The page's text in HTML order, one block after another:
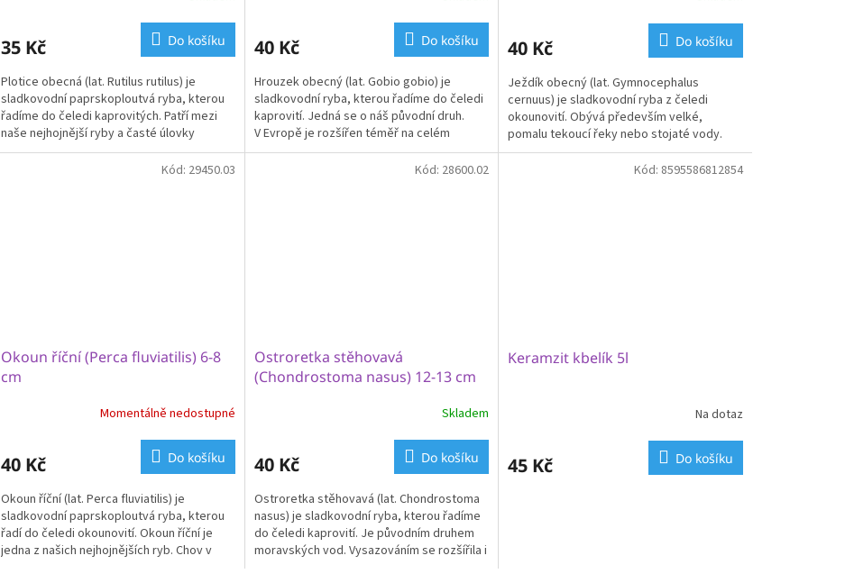
je
z
5
hvězdiček.
35 Kč Do košíku
Plotice obecná (lat. Rutilus rutilus) je
sladkovodní paprskoploutvá ryba, kterou
řadíme do čeledi kaprovitých. Patří mezi
naše nejhojnější ryby a časté úlovky
rybářů....
je
z
5
hvězdiček.
40 Kč Do košíku
Hrouzek obecný (lat. Gobio gobio) je
sladkovodní ryba, kterou řadíme do čeledi
kaprovití. Jedná se o náš původní druh.
V Evropě je rozšířen téměř na celém
kontinentu...
je
z
5
hvězdiček.
40 Kč Do košíku
Ježdík obecný (lat. Gymnocephalus
cernuus) je sladkovodní ryba z čeledi
okounovití. Obývá především velké,
pomalu tekoucí řeky nebo stojaté vody.
Vyskytuje se ve velké...
Okoun říční (Perca fluviatilis) 6-8
cm
Momentálně nedostupné
40 Kč Do košíku
Okoun říční (lat. Perca fluviatilis) je
sladkovodní paprskoploutvá ryba, kterou
řadí do čeledi okounovití. Okoun říční je
jedna z našich nejhojnějších ryb. Chov v
Kód: 29450.03
Ostroretka stěhovavá
(Chondrostoma nasus) 12-13 cm
Skladem
40 Kč Do košíku
Ostroretka stěhovavá (lat. Chondrostoma
nasus) je sladkovodní ryba, kterou řadíme
do čeledi kaprovití. Je původním druhem
moravských vod. Vysazováním se rozšířila i
Kód: 28600.02
Keramzit kbelík 5l
Na dotaz
45 Kč Do košíku
Kód: 8595586812854